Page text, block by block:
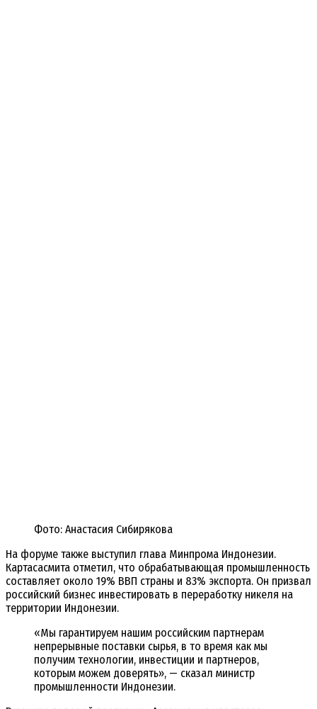
Фото: Анастасия Сибирякова
На форуме также выступил глава Минпрома Индонезии.
Картасасмита отметил, что обрабатывающая промышленность
составляет около 19% ВВП страны и 83% экспорта. Он призвал
российский бизнес инвестировать в переработку никеля на
территории Индонезии.
«Мы гарантируем нашим российским партнерам
непрерывные поставки сырья, в то время как мы
получим технологии, инвестиции и партнеров,
которым можем доверять», — сказал министр
промышленности Индонезии.